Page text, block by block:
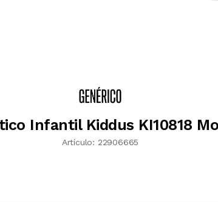
Infantil Kiddus KI10818
Artículo: 22906665